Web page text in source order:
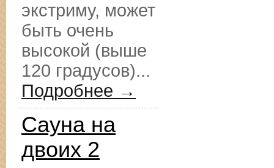
экстриму, может
быть очень
высокой (выше
120 градусов)...
Подробнее →
Сауна на
двоих 2